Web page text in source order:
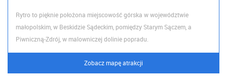
Rytro to pięknie położona miejscowość górska w województwie
małopolskim, w Beskidzie Sądeckim, pomiędzy Starym Sączem, a
Piwniczną-Zdrój, w malowniczej dolinie popradu.
Zobacz mapę atrakcji